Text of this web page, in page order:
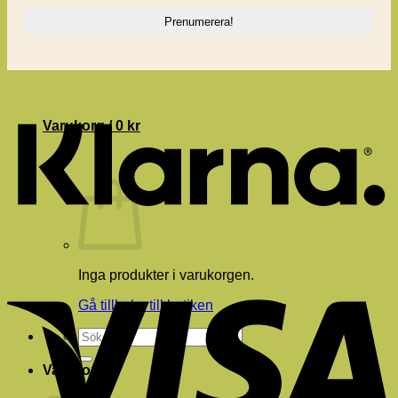
Varukorg /0 kr
Inga produkter i varukorgen.
Gå tillbaka till butiken
Sök
efter:
Varukorg